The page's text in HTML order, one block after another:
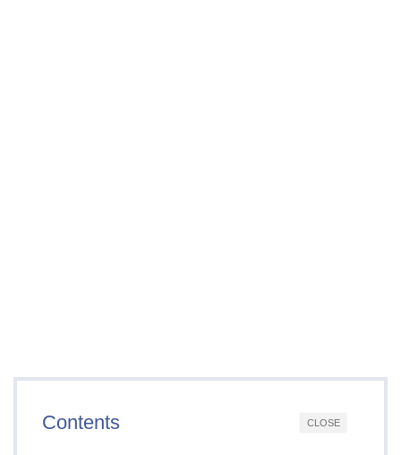
CLOSE
Contents